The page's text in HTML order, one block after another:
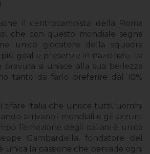
il centrocampista della Roma
che con questo mondiale segna
unico giocatore della squadra
goal e presenze in nazionale. La
bravura si unisce alla sua bellezza
tanto da farlo preferire dal 10%
tifare Italia che unisce tutti, uomini
arrivano i mondiali e gli azzurri
l’emozione degli italiani è unica
Gambardella, fondatore del
unica la passione che pervade ogni